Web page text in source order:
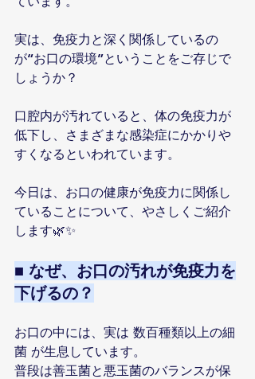
実は、免疫力と深く関係しているの
が“お口の環境”ということをご存じで
しょうか？
口腔内が汚れていると、体の免疫力が
低下し、さまざまな感染症にかかりや
すくなるといわれています。
今日は、お口の健康が免疫力に関係し
ていることについて、やさしくご紹介
します🌿✨
■ なぜ、お口の汚れが免疫力を
下げるの？
お口の中には、実は 数百種類以上の細
菌 が生息しています。
普段は善玉菌と悪玉菌のバランスが保